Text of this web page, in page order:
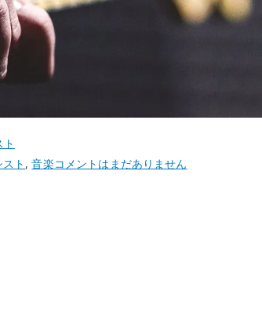
ト ,音楽Ida
コメントはまだありません